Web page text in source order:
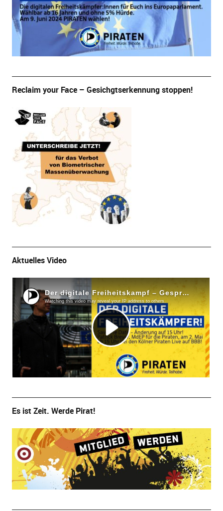
Reclaim your Face – Gesichgtserkennung stoppen!
Aktuelles Video
Es ist Zeit. Werde Pirat!